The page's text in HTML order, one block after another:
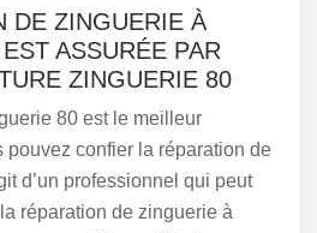
DE ZINGUERIE À
ASSURÉE PAR
ZINGUERIE 80
80 est le meilleur
pouvez confier la réparation de
d’un professionnel qui peut
réparation de zinguerie à